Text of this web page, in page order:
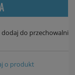
dodaj do przechowalni
o produkt